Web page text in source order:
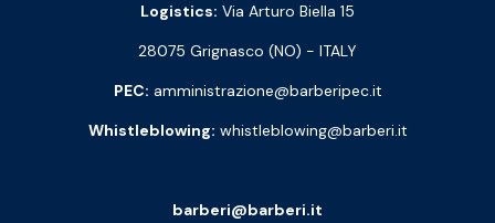
Logistics: Via Arturo Biella 15
28075 Grignasco (NO) - ITALY
PEC: amministrazione@barberipec.it
Whistleblowing: whistleblowing@barberi.it
barberi@barberi.it